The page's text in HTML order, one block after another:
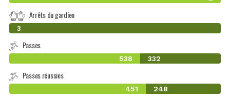
Arrêts du gardien
0
3
Passes
538 332
Passes réussies
451 248